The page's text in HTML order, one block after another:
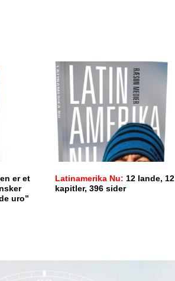
er et
uro”
Latinamerika Nu: 12 lande, 12
kapitler, 396 sider